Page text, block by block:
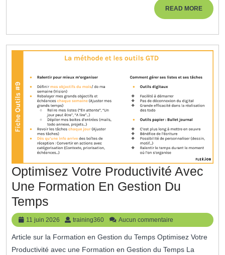
Pour
Dans
Les
READ MOREREAD
MORE
Optimisez Votre Productivité Avec
Une Formation En Gestion Du
Temps
Votre
Productivité
Avec
11 juin 2026
11
juin
2026
training360 training360
Aucun commentaire
Article sur la Formation en Gestion du Temps Optimisez Votre
Productivité avec une Formation en Gestion du Temps La